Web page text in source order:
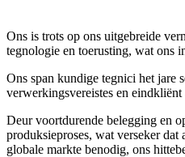
Ons is trots op ons uitgebreide
tegnologie en toerusting, wat ons
Ons span kundige tegnici het jare
verwerkingsvereistes en
Deur voortdurende belegging en
produksieproses, wat verseker
globale markte benodig, ons